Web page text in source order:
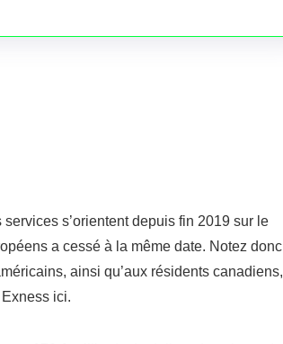
s’orientent depuis fin 2019 sur le
a cessé à la même date. Notez donc
ainsi qu’aux résidents canadiens,
ici.